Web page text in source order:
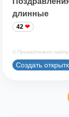
длинные
42
© Принадлежит
Создать